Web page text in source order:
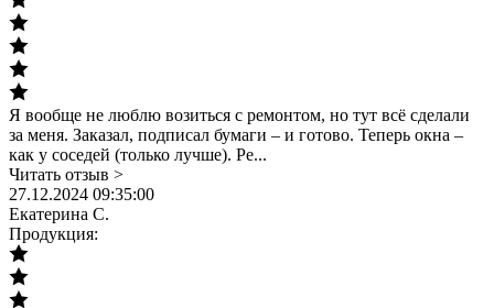
Я вообще не люблю возиться с ремонтом, но тут всё сделали
за меня. Заказал, подписал бумаги – и готово. Теперь окна –
как у соседей (только лучше). Ре...
Читать отзыв >
27.12.2024 09:35:00
Екатерина С.
Продукция: